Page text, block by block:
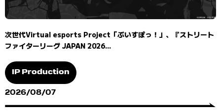
次世代Virtual esports Project「ぶいすぽっ！」、『ストリート
ファイターリーグ JAPAN 2026...
IP Production
2026/08/07